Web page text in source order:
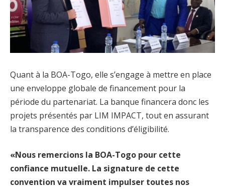
Quant à la BOA-Togo, elle s’engage à mettre en place
une enveloppe globale de financement pour la
période du partenariat. La banque financera donc les
projets présentés par LIM IMPACT, tout en assurant
la transparence des conditions d’éligibilité.
«Nous remercions la BOA-Togo pour cette
confiance mutuelle. La signature de cette
convention va vraiment impulser toutes nos